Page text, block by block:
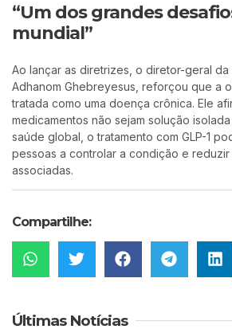
“Um dos grandes
mundial”
Ao lançar as diretrizes, o diretor-geral da
Adhanom Ghebreyesus, reforçou que a
tratada como uma doença crônica. Ele
medicamentos não sejam solução
saúde global, o tratamento com GLP-1
pessoas a controlar a condição e
associadas.
Compartilhe:
Últimas Notícias